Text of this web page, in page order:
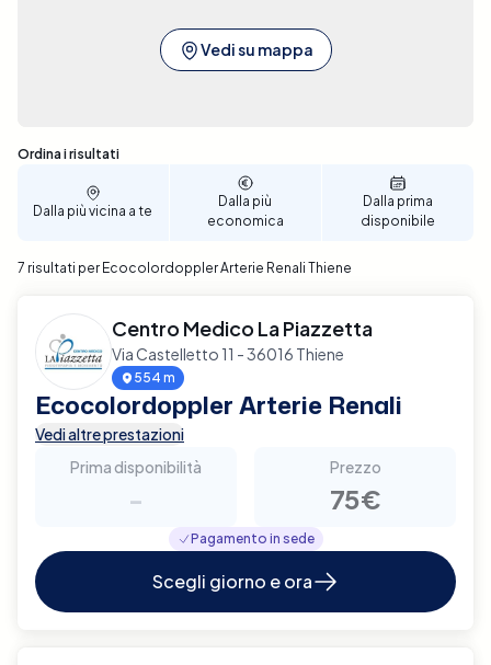
Vedi su mappa
Sono stati trovati 7 risultati
Ordina i risultati
Dalla più vicina a te
Dalla più
economica
Dalla prima
disponibile
7 risultati per Ecocolordoppler Arterie Renali Thiene
Centro Medico La Piazzetta
Via Castelletto 11 - 36016 Thiene
554 m
Ecocolordoppler Arterie Renali
Vedi altre prestazioni
Prima disponibilità
-
Prezzo
75€
Pagamento in sede
Scegli giorno e ora